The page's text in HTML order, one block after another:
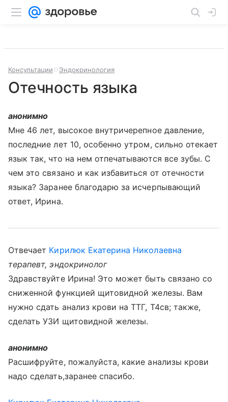
Консультации Эндокринология
Отечность языка
анонимно
Мне 46 лет, высокое внутричерепное давление,
последние лет 10, особенно утром, сильно отекает
язык так, что на нем отпечатываются все зубы. С
чем это связано и как избавиться от отечности
языка? Заранее благодарю за исчерпывающий
ответ, Ирина.
Отвечает Кирилюк Екатерина Николаевна
терапевт, эндокринолог
Здравствуйте Ирина! Это может быть связано со
сниженной функцией щитовидной железы. Вам
нужно сдать анализ крови на ТТГ, Т4св; также,
сделать УЗИ щитовидной железы.
анонимно
Расшифруйте, пожалуйста, какие анализы крови
надо сделать,заранее спасибо.